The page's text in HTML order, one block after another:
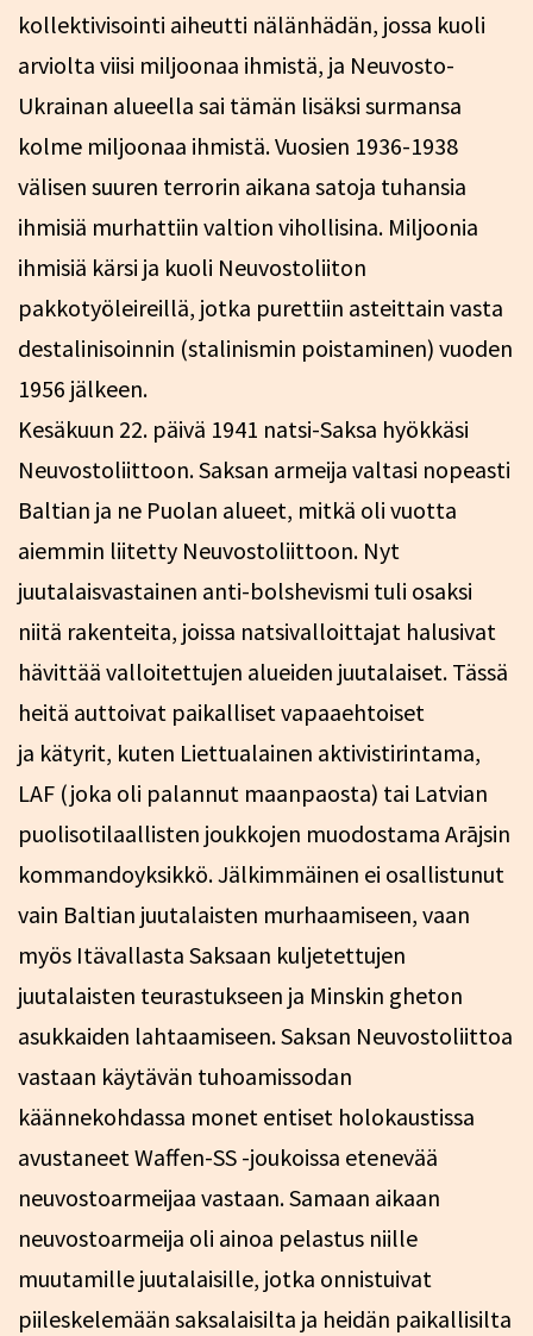
kollektivisointi aiheutti nälänhädän, jossa kuoli
arviolta viisi miljoonaa ihmistä, ja Neuvosto-
Ukrainan alueella sai tämän lisäksi surmansa
kolme miljoonaa ihmistä. Vuosien 1936-1938
välisen suuren terrorin aikana satoja tuhansia
ihmisiä murhattiin valtion vihollisina. Miljoonia
ihmisiä kärsi ja kuoli Neuvostoliiton
pakkotyöleireillä, jotka purettiin asteittain vasta
destalinisoinnin (stalinismin poistaminen) vuoden
1956 jälkeen.
Kesäkuun 22. päivä 1941 natsi-Saksa hyökkäsi
Neuvostoliittoon. Saksan armeija valtasi nopeasti
Baltian ja ne Puolan alueet, mitkä oli vuotta
aiemmin liitetty Neuvostoliittoon. Nyt
juutalaisvastainen anti-bolshevismi tuli osaksi
niitä rakenteita, joissa natsivalloittajat halusivat
hävittää valloitettujen alueiden juutalaiset. Tässä
heitä auttoivat paikalliset vapaaehtoiset
ja kätyrit, kuten Liettualainen aktivistirintama,
LAF (joka oli palannut maanpaosta) tai Latvian
puolisotilaallisten joukkojen muodostama Arājsin
kommandoyksikkö. Jälkimmäinen ei osallistunut
vain Baltian juutalaisten murhaamiseen, vaan
myös Itävallasta Saksaan kuljetettujen
juutalaisten teurastukseen ja Minskin gheton
asukkaiden lahtaamiseen. Saksan Neuvostoliittoa
vastaan käytävän tuhoamissodan
käännekohdassa monet entiset holokaustissa
avustaneet Waffen-SS -joukoissa etenevää
neuvostoarmeijaa vastaan. Samaan aikaan
neuvostoarmeija oli ainoa pelastus niille
muutamille juutalaisille, jotka onnistuivat
piileskelemään saksalaisilta ja heidän paikallisilta